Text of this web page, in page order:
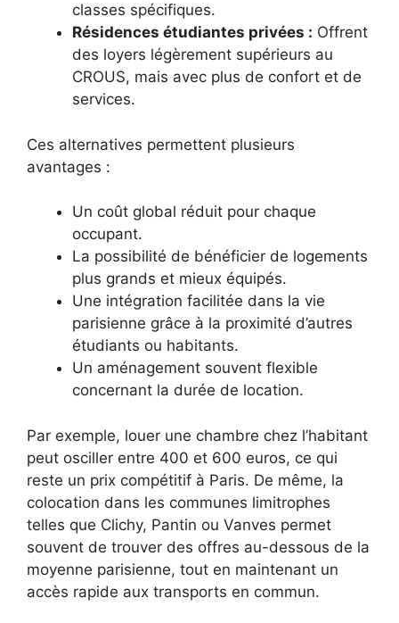
classes spécifiques.
Résidences étudiantes privées : Offrent
des loyers légèrement supérieurs au
CROUS, mais avec plus de confort et de
services.
Ces alternatives permettent plusieurs
avantages :
Un coût global réduit pour chaque
occupant.
La possibilité de bénéficier de logements
plus grands et mieux équipés.
Une intégration facilitée dans la vie
parisienne grâce à la proximité d’autres
étudiants ou habitants.
Un aménagement souvent flexible
concernant la durée de location.
Par exemple, louer une chambre chez l’habitant
peut osciller entre 400 et 600 euros, ce qui
reste un prix compétitif à Paris. De même, la
colocation dans les communes limitrophes
telles que Clichy, Pantin ou Vanves permet
souvent de trouver des offres au-dessous de la
moyenne parisienne, tout en maintenant un
accès rapide aux transports en commun.